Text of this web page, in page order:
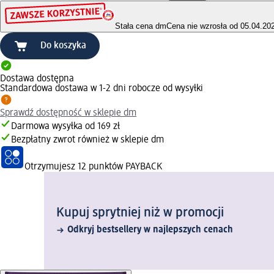
Stała cena dmCena nie wzrosła od
Do koszyka
Dostawa dostępna
Standardowa dostawa w 1-2 dni robocze od wysyłki
Sprawdź dostępność w sklepie dm
Darmowa wysyłka od 169 zł
Bezpłatny zwrot również w sklepie dm
Otrzymujesz 12 punktów PAYBACK
Kupuj sprytniej niż w promocji
Odkryj bestsellery w najlepszych cenach